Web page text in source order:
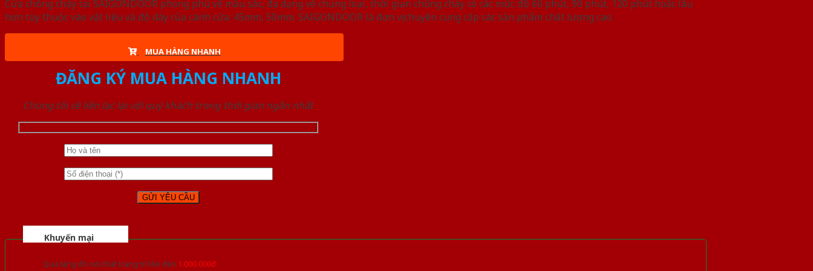
Cửa chống cháy tại SAIGONDOOR phong phú về màu sắc, đa dạng về chủng loại, thời gian chống cháy có các mức độ 60 phút, 90 phút, 120 phút hoặc lâu
hơn tùy thuộc vào vật liệu và độ dày của cánh cửa: 45mm, 50mm. SAIGONDOOR là đơn vị chuyên cung cấp các sản phẩm chất lượng cao.
MUA HÀNG NHANH
ĐĂNG KÝ MUA HÀNG NHANH
Chúng tôi sẽ liên lạc lại với quý khách trong thời gian ngắn nhất
Khuyến mại
Quà tặng đồ nội thất trang trí lên đến 1.000.000đ